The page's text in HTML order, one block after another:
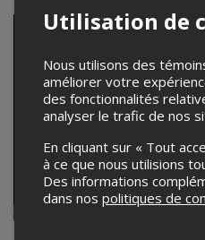
Utilisation de
Nous utilisons des
améliorer votre
des fonctionnalités
analyser le trafic de nos
En cliquant sur « Tout
à ce que nous utilisions
Des informations
dans nos politiques de